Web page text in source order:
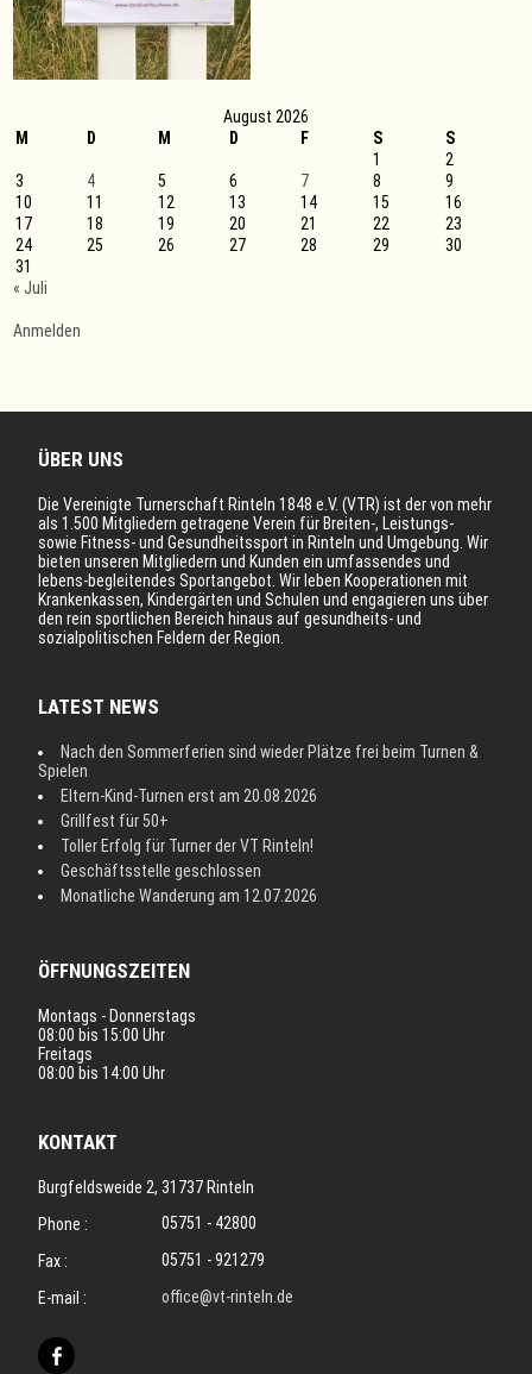
August 2026
M
D M D F S
S
1
2
3
4 5 6 7 8
9
10
11 12 13 14 15
16
17
18 19 20 21 22
23
24
25 26 27 28 29
30
31
« Juli
Anmelden
ÜBER UNS
Die Vereinigte Turnerschaft Rinteln 1848 e.V. (VTR) ist der von mehr
als 1.500 Mitgliedern getragene Verein für Breiten-, Leistungs-
sowie Fitness- und Gesundheitssport in Rinteln und Umgebung. Wir
bieten unseren Mitgliedern und Kunden ein umfassendes und
lebens-begleitendes Sportangebot. Wir leben Kooperationen mit
Krankenkassen, Kindergärten und Schulen und engagieren uns über
den rein sportlichen Bereich hinaus auf gesundheits- und
sozialpolitischen Feldern der Region.
LATEST NEWS
Nach den Sommerferien sind wieder Plätze frei beim Turnen &
Spielen
Eltern-Kind-Turnen erst am 20.08.2026
Grillfest für 50+
Toller Erfolg für Turner der VT Rinteln!
Geschäftsstelle geschlossen
Monatliche Wanderung am 12.07.2026
ÖFFNUNGSZEITEN
Montags - Donnerstags
08:00 bis 15:00 Uhr
Freitags
08:00 bis 14:00 Uhr
KONTAKT
Burgfeldsweide 2, 31737 Rinteln
Phone :
05751 - 42800
Fax :
05751 - 921279
E-mail :
office@vt-rinteln.de